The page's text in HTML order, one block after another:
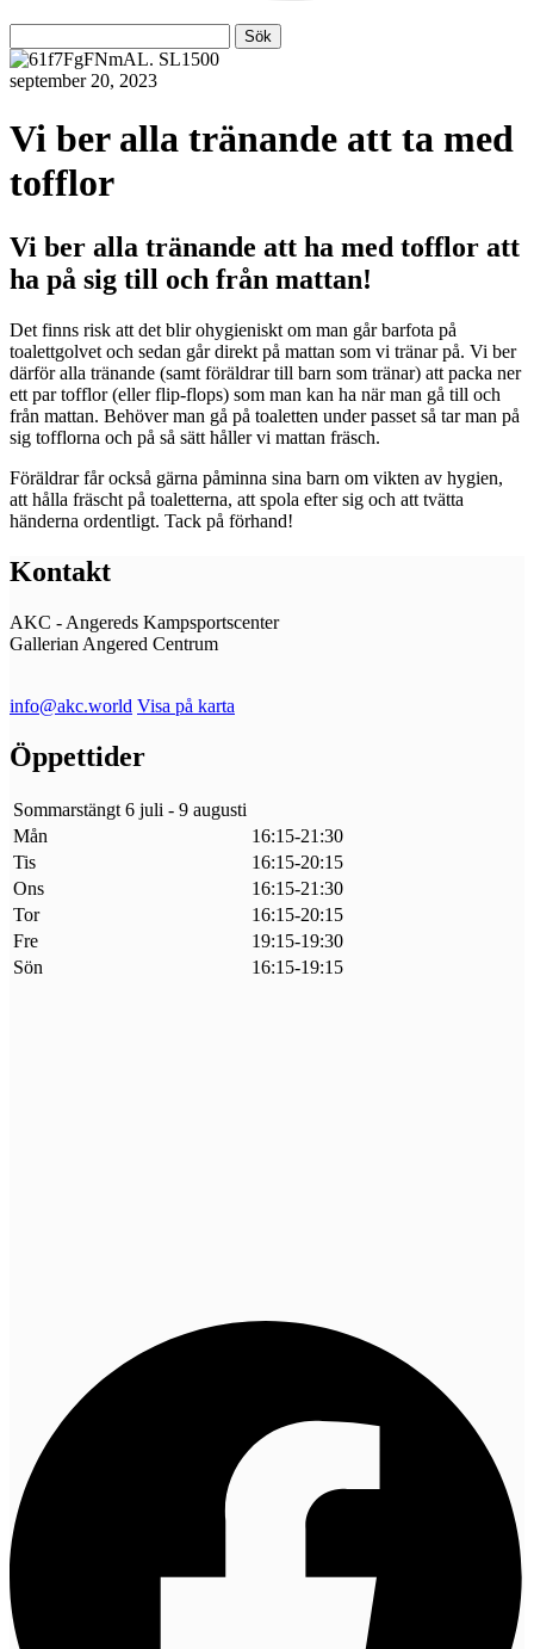
efter:
Sök
september 20, 2023
Vi ber alla tränande att ta med
tofflor
Vi ber alla tränande att ha med tofflor att
ha på sig till och från mattan!
Det finns risk att det blir ohygieniskt om man går barfota på
toalettgolvet och sedan går direkt på mattan som vi tränar på. Vi ber
därför alla tränande (samt föräldrar till barn som tränar) att packa ner
ett par tofflor (eller flip-flops) som man kan ha när man gå till och
från mattan. Behöver man gå på toaletten under passet så tar man på
sig tofflorna och på så sätt håller vi mattan fräsch.
Föräldrar får också gärna påminna sina barn om vikten av hygien,
att hålla fräscht på toaletterna, att spola efter sig och att tvätta
händerna ordentligt. Tack på förhand!
Kontakt
AKC - Angereds Kampsportscenter
Gallerian Angered Centrum
info@akc.world Visa på karta
Öppettider
Sommarstängt 6 juli - 9 augusti
Mån
16:15-21:30
Tis
16:15-20:15
Ons
16:15-21:30
Tor
16:15-20:15
Fre
19:15-19:30
Sön
16:15-19:15